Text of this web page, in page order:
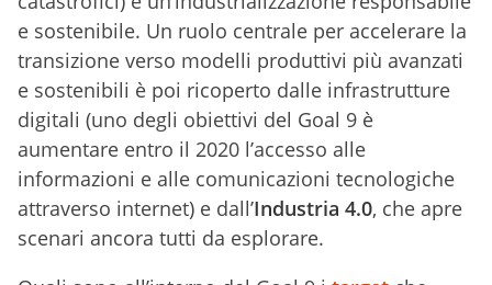
e sostenibile. Un ruolo centrale per accelerare la
transizione verso modelli produttivi più avanzati
e sostenibili è poi ricoperto dalle infrastrutture
digitali (uno degli obiettivi del Goal 9 è
aumentare entro il 2020 l’accesso alle
informazioni e alle comunicazioni tecnologiche
attraverso internet) e dall’Industria 4.0, che apre
scenari ancora tutti da esplorare.